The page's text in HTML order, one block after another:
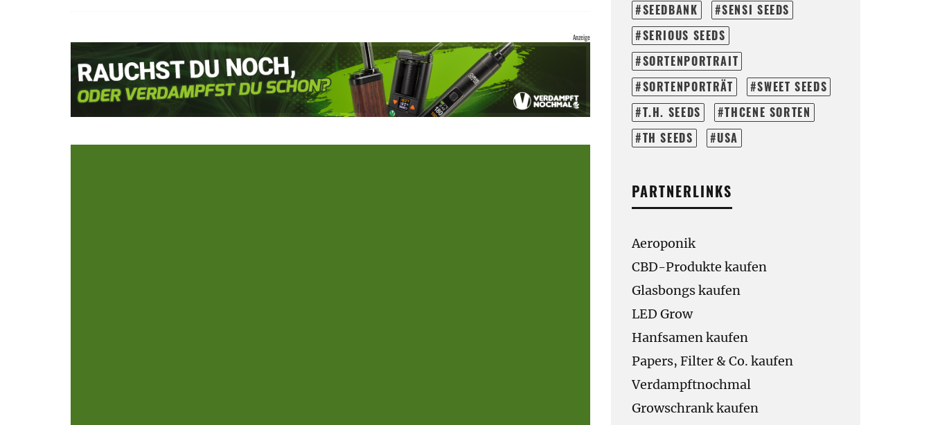
SEEDBANK
SENSI SEEDS
SERIOUS SEEDS
SORTENPORTRAIT
SORTENPORTRÄT
SWEET SEEDS
T.H. SEEDS
THCENE SORTEN
TH SEEDS
USA
PARTNERLINKS
Aeroponik
CBD-Produkte kaufen
Glasbongs kaufen
LED Grow
Hanfsamen kaufen
Papers, Filter & Co. kaufen
Verdampftnochmal
Growschrank kaufen